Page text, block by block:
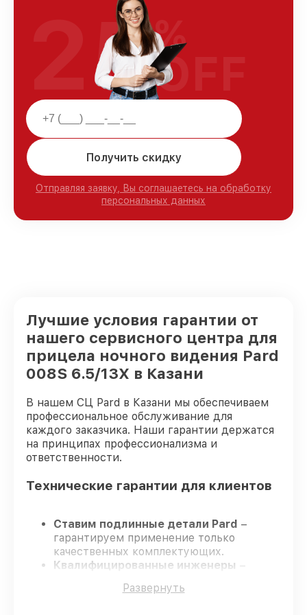
Получить скидку
Отправляя заявку, Вы соглашаетесь на обработку
персональных данных
25%
OFF
Лучшие условия гарантии от
нашего сервисного центра для
прицела ночного видения Pard
008S 6.5/13X в Казани
В нашем СЦ Pard в Казани мы обеспечиваем
профессиональное обслуживание для
каждого заказчика. Наши гарантии держатся
на принципах профессионализма и
ответственности.
Технические гарантии для клиентов
Ставим подлинные детали Pard –
гарантируем применение только
качественных комплектующих.
Квалифицированные инженеры –
подтверждает уровень их
Развернуть